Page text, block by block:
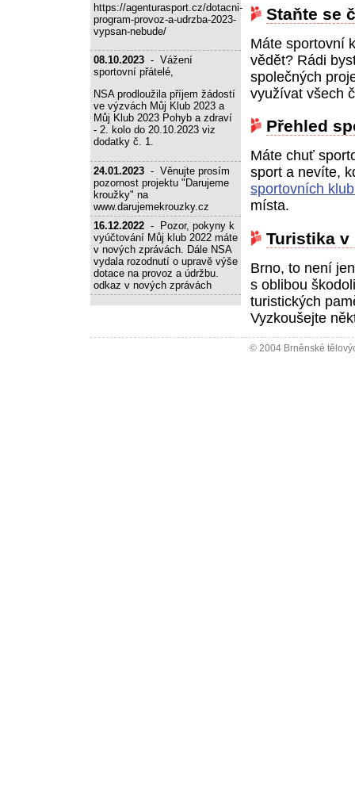
Staňte se
Máte sportovní
vědět? Rádi
společných
využívat všech
Přehled
Máte chuť
sport a nevíte,
sportovních
místa.
Turistika v
Brno, to není
s oblibou
turistických
Vyzkoušejte
https://agenturasport.cz/dotacni-
program-provoz-a-udrzba-2023-
vypsan-nebude/
08.10.2023 - Vážení
sportovní přátelé,
NSA prodloužila příjem žádostí
ve výzvách Můj Klub 2023 a
Můj Klub 2023 Pohyb a zdraví
- 2. kolo do 20.10.2023 viz
dodatky č. 1.
24.01.2023 - Věnujte prosím
pozornost projektu "Darujeme
kroužky" na
www.darujemekrouzky.cz
16.12.2022 - Pozor, pokyny k
vyúčtování Můj klub 2022 máte
v nových zprávách. Dále NSA
vydala rozodnutí o upravě výše
dotace na provoz a údržbu.
odkaz v nových zprávách
© 2004 Brněnské